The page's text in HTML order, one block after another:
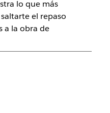
lo que más
el repaso
a la obra de